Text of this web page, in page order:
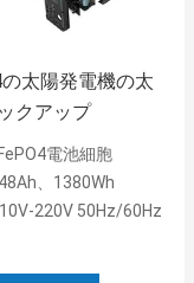
太陽発電機の太
クアップ
電池細胞
、1380Wh
220V 50Hz/60Hz